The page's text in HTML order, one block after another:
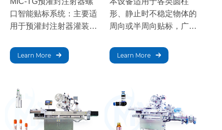
口智能贴标系统：主要适
用于预灌封注射器灌装封
稳定产能可达400支/分
钟；可同步完成针管脱
标、后缓冲平台等功能；
整体结构稳固，选材精
良；可根据客户实际生产
情况选择辅助功能配置，
Learn More
形、静止时不稳定物体的
周向或半周向贴标，广泛
药、日化、电子、玩具、
五金、塑胶等行业，可实
增加稳定性，提高贴标效
率。可选配色码机、喷码
机，在贴标的同时打印生
Learn More